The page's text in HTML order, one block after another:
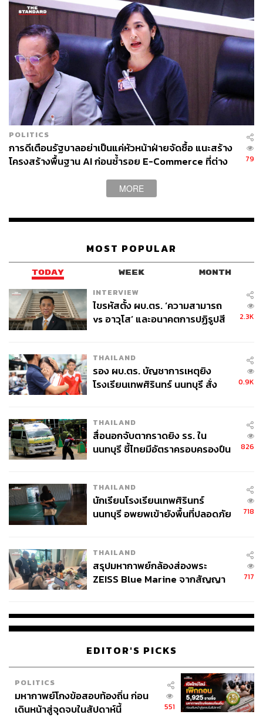
359
ABOUT THE AUTHOR
THE STANDARD WEALTH
สำนักข่าวเศรษฐกิจ ธุรกิจ และการลงทุน โดย
POLITICS
การดีเตือนรัฐบาลอย่าเป็นแค่หัวหน้าฝ่ายจัดซื้อ แนะสร้าง
โครงสร้างพื้นฐาน AI ก่อนซ้ำรอย E-Commerce ที่ต่าง
79
MORE
MOST POPULAR
TODAY WEEK MONTH
INTERVIEW
ไขรหัสตั้ง ผบ.ตร. ‘ความสามารถ
vs อาวุโส’ และอนาคตการปฏิรูปสี
2.3K
THAILAND
รอง ผบ.ตร. บัญชาการเหตุยิง
โรงเรียนเทพศิรินทร์ นนทบุรี สั่ง
0.9K
THAILAND
สื่อนอกจับตากราดยิง รร. ใน
นนทบุรี ชี้ไทยมีอัตราครอบครองปืน
826
THAILAND
นักเรียนโรงเรียนเทพศิรินทร์
นนทบุรี อพยพเข้ายังพื้นที่ปลอดภัย
718
THAILAND
สรุปมหากาพย์กล้องส่องพระ
ZEISS Blue Marine จากสัญญา
จ่ายหนี้-แอบระบุแบรนด์
717
EDITOR'S PICKS
POLITICS
มหากาพย์โกงข้อสอบท้องถิ่น ก่อน
เดินหน้าสู่จุดจบในสัปดาห์นี้
551